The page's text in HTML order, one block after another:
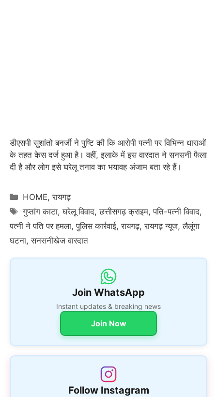
डीएसपी सुशांतो बनर्जी ने पुष्टि की कि आरोपी पत्नी पर विभिन्न धाराओं
के तहत केस दर्ज हुआ है। वहीं, इलाके में इस वारदात ने सनसनी फैला
दी है और लोग इसे घरेलू तनाव का भयावह अंजाम बता रहे हैं।
Categories
HOME,रायगढ़
Tags
गुप्तांग काटा,घरेलू विवाद,छत्तीसगढ़ क्राइम,पति-पत्नी विवाद,
पत्नी ने पति पर हमला,पुलिस कार्रवाई,रायगढ़,रायगढ़ न्यूज,लैलूंगा
घटना,सनसनीखेज वारदात
Join WhatsApp
Instant updates & breaking news
Join Now
Follow Instagram